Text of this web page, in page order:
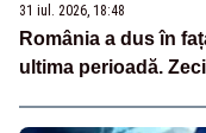
31 iul. 2026, 18:48
România a dus în
ultima perioadă.